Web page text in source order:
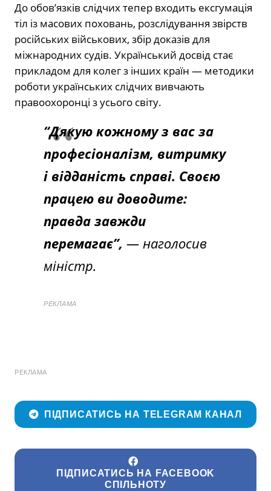
До обов’язків слідчих тепер входить ексгумація
тіл із масових поховань, розслідування звірств
російських військових, збір доказів для
міжнародних судів. Український досвід стає
прикладом для колег з інших країн — методики
роботи українських слідчих вивчають
правоохоронці з усього світу.
“Дякую кожному з вас за
професіоналізм, витримку
і відданість справі. Своєю
працею ви доводите:
правда завжди
перемагає”, — наголосив
міністр.
РЕКЛАМА
РЕКЛАМА
ПІДПИСАТИСЬ НА TELEGRAM КАНАЛ
ПІДПИСАТИСЬ НА FACEBOOK
СПІЛЬНОТУ